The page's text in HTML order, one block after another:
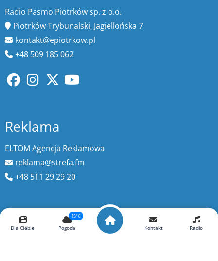
Radio Pasmo Piotrków sp. z o.o.
Piotrków Trybunalski, Jagiellońska 7
kontakt@epiotrkow.pl
+48 509 185 062
Reklama
ELTOM Agencja Reklamowa
reklama@strefa.fm
+48 511 29 29 20
Wyszukaj więcej
Dla Ciebie
15°C
Pogoda Kontakt Radio